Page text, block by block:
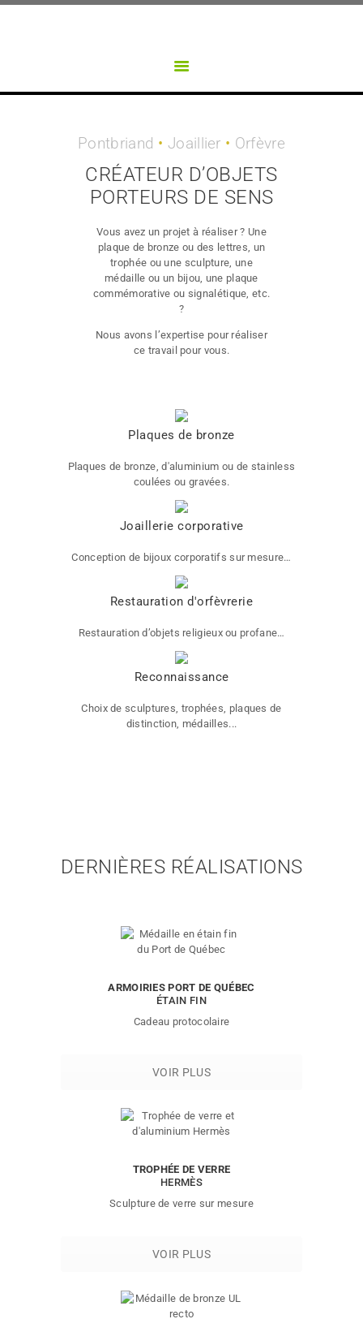
Pontbriand • Joaillier • Orfèvre
CRÉATEUR D’OBJETS
PORTEURS DE SENS
Vous avez un projet à réaliser ? Une
plaque de bronze ou des lettres, un
trophée ou une sculpture, une
médaille ou un bijou, une plaque
commémorative ou signalétique, etc.
?
Nous avons l’expertise pour réaliser
ce travail pour vous.
Plaques de bronze
Plaques de bronze, d'aluminium ou de stainless
coulées ou gravées.
Joaillerie corporative
Conception de bijoux corporatifs sur mesure…
Restauration d'orfèvrerie
Restauration d’objets religieux ou profane…
Reconnaissance
Choix de sculptures, trophées, plaques de
distinction, médailles...
DERNIÈRES RÉALISATIONS
ARMOIRIES PORT DE QUÉBEC
ÉTAIN FIN
Cadeau protocolaire
VOIR PLUS
TROPHÉE DE VERRE
HERMÈS
Sculpture de verre sur mesure
VOIR PLUS